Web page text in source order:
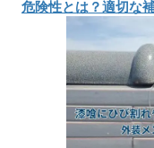
危険性とは？適切な